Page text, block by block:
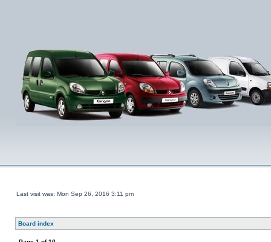
Last visit was: Mon Sep 26, 2016 3:11 pm
Board index